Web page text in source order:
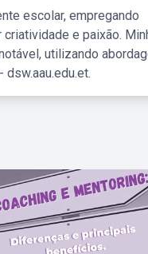
escolar, empregando
e paixão.
utilizando